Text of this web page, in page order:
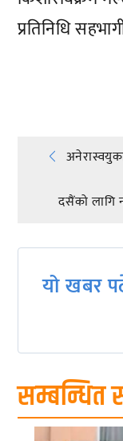
प्रतिनिधि
Post
दसैंको लागि
यो खबर
सम्बन्धित